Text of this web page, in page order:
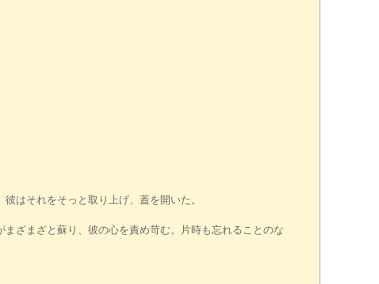
はそれをそっと取り上げ、蓋を開いた。
ざまざと蘇り、彼の心を責め苛む。片時も忘れることのな